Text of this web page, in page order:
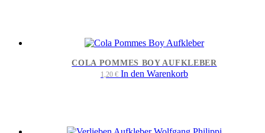
COLA POMMES BOY AUFKLEBER
1,20 € In den Warenkorb